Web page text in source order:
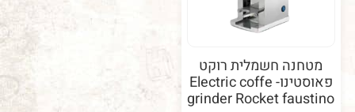
רוקט
פאוסטינו- Electric coffe
grinder